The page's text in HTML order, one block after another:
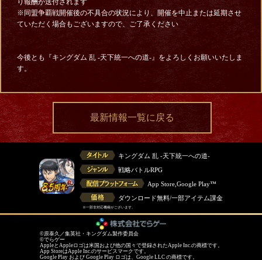
り報酬が送付されます
※同盟争覇戦開催後の不具合の状況により、開催を中止または延期させ
ていただく場合もございますので、ご了承ください
今後とも『キングダム 乱 -天下統一への道-』をよろしくお願いいたしま
す。
最新情報一覧に戻る
キングダム 乱 -天下統一への道-
戦略バトルRPG
App Store,Google Play™
ダウンロード無料/一部アイテム課金
※一部非対応機種がございます。
©原泰久／集英社・キングダム製作委員会
©でらゲー
AppleとAppleロゴは米国および他の国々で登録されたApple Inc.の商標です。
App StoreはApple Inc.のサービスマークです。
Google Play および Google Play ロゴは、Google LLC の商標です。